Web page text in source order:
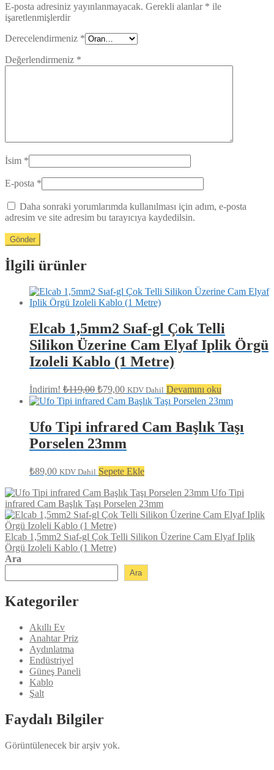
E-posta adresiniz yayınlanmayacak. Gerekli alanlar * ile
işaretlenmişlerdir
Derecelendirmeniz *
Değerlendirmeniz *
İsim *
E-posta *
Daha sonraki yorumlarımda kullanılması için adım, e-posta
adresim ve site adresim bu tarayıcıya kaydedilsin.
İlgili ürünler
Elcab 1,5mm2 Sıaf-gl Çok Telli
Silikon Üzerine Cam Elyaf Iplik Örgü
Izoleli Kablo (1 Metre)
İndirim! ₺119,00 Orijinal
fiyat:
₺79,00Şu
andaki
fiyat:
₺79,00.
KDV Dahil Devamını oku
Ufo Tipi infrared Cam Başlık Taşı
Porselen 23mm
₺89,00 KDV Dahil Sepete Ekle
Ufo Tipi
infrared Cam Başlık Taşı Porselen 23mm
Elcab 1,5mm2 Sıaf-gl Çok Telli Silikon Üzerine Cam Elyaf Iplik
Örgü Izoleli Kablo (1 Metre)
Ara
Ara
Kategoriler
Akıllı Ev
Anahtar Priz
Aydınlatma
Endüstriyel
Güneş Paneli
Kablo
Şalt
Faydalı Bilgiler
Görüntülenecek bir arşiv yok.